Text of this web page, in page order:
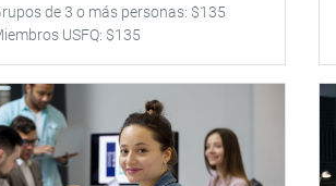
de 3 o más personas: $135
USFQ: $135